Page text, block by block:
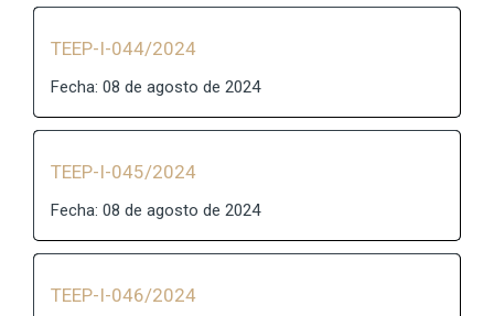
TEEP-I-044/2024
Fecha: 08 de agosto de 2024
TEEP-I-045/2024
Fecha: 08 de agosto de 2024
TEEP-I-046/2024